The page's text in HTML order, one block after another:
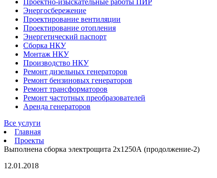
Энергосбережение
Проектирование вентиляции
Проектирование отопления
Энергетический паспорт
Сборка НКУ
Монтаж НКУ
Производство НКУ
Ремонт дизельных генераторов
Ремонт бензиновых генераторов
Ремонт трансформаторов
Ремонт частотных преобразователей
Аренда генераторов
Все услуги
Главная
Проекты
Выполнена сборка электрощита 2х1250А (продолжение-2)
12.01.2018